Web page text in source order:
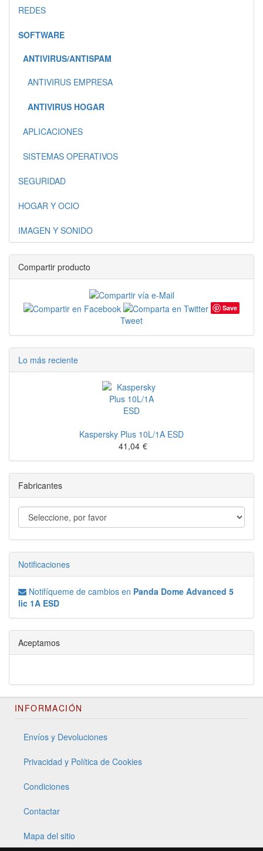
REDES
SOFTWARE
ANTIVIRUS/ANTISPAM
ANTIVIRUS EMPRESA
ANTIVIRUS HOGAR
APLICACIONES
SISTEMAS OPERATIVOS
SEGURIDAD
HOGAR Y OCIO
IMAGEN Y SONIDO
Compartir producto
Save
Tweet
Lo más reciente
Kaspersky Plus 10L/1A ESD
41,04 €
Fabricantes
Notificaciones
Notifíqueme de cambios en Panda Dome Advanced 5
lic 1A ESD
Aceptamos
INFORMACIÓN
Envíos y Devoluciones
Privacidad y Política de Cookies
Condiciones
Contactar
Mapa del sitio